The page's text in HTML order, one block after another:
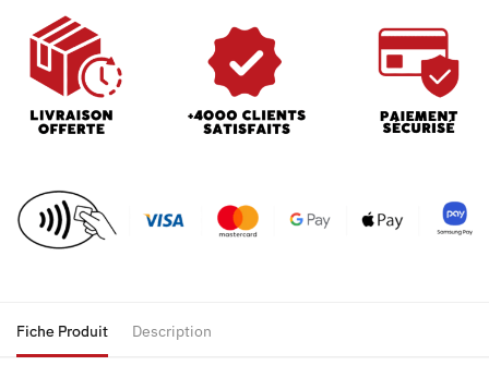
Fiche Produit Description